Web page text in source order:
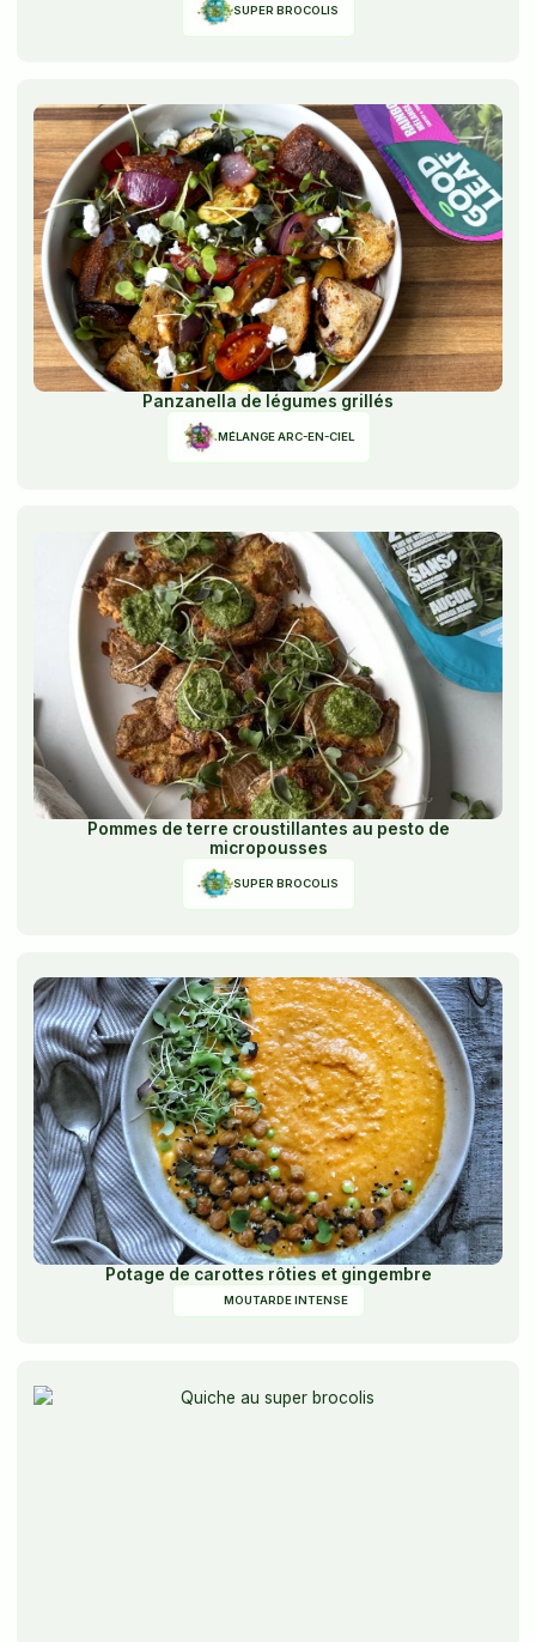
SUPER BROCOLIS
Panzanella de légumes grillés
MÉLANGE ARC-EN-CIEL
Pommes de terre croustillantes au pesto de
micropousses
SUPER BROCOLIS
Potage de carottes rôties et gingembre
MOUTARDE INTENSE